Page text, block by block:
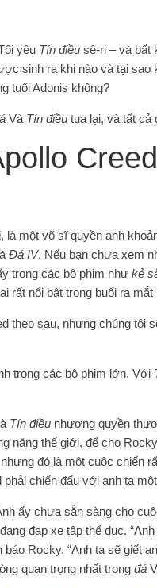
yêu Tín điều sê-ri – và bất
sinh ra khi nào và tại sao
tuổi Adonis không?
Và Tín điều tua lại, và tất cả
một võ sĩ quyền anh
Đá IV. Nếu bạn chưa xem
trong các bộ phim như kẻ
rất nổi bật trong buổi ra
theo sau, nhưng chúng tôi
trong các bộ phim lớn. Với
Tín điều nhượng quyền
nặng thế giới, để cho
đó là một cuộc chiến
chiến đấu với anh ta
ấy chưa sẵn sàng cho
đạp xe tập thể dục.
Rocky. “Anh ta sẽ giết
quan trọng nhất trong đá